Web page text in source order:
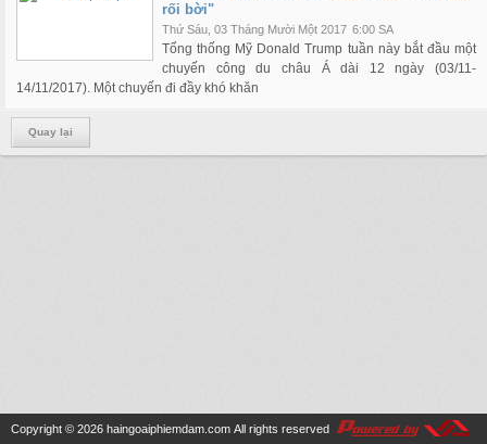
rối bời"
Thứ Sáu, 03 Tháng Mười Một 2017 6:00 SA
Tổng thống Mỹ Donald Trump tuần này bắt đầu một
chuyến công du châu Á dài 12 ngày (03/11-
14/11/2017). Một chuyến đi đầy khó khăn
Quay lại
Copyright © 2026 haingoaiphiemdam.com All rights reserved